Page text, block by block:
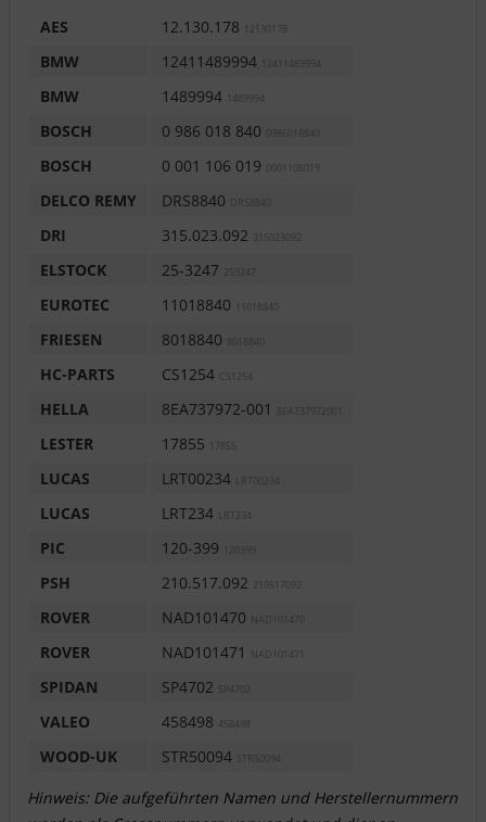
AES 12.130.178 12130178
BMW 12411489994 12411489994
BMW 1489994 1489994
BOSCH 0 986 018 840 0986018840
BOSCH 0 001 106 019 0001106019
DELCO REMY DRS8840 DRS8840
DRI 315.023.092 315023092
ELSTOCK 25-3247 253247
EUROTEC 11018840 11018840
FRIESEN 8018840 8018840
HC-PARTS CS1254 CS1254
HELLA 8EA737972-001 8EA737972001
LESTER 17855 17855
LUCAS LRT00234 LRT00234
LUCAS LRT234 LRT234
PIC 120-399 120399
PSH 210.517.092 210517092
ROVER NAD101470 NAD101470
ROVER NAD101471 NAD101471
SPIDAN SP4702 SP4702
VALEO 458498 458498
WOOD-UK STR50094 STR50094
Hinweis: Die aufgeführten Namen und Herstellernummern